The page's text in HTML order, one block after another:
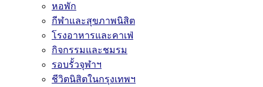
หอพัก
กีฬาและสุขภาพนิสิต
โรงอาหารและคาเฟ่
กิจกรรมและชมรม
รอบรั้วจุฬาฯ
ชีวิตนิสิตในกรุงเทพฯ